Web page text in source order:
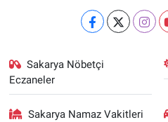
Sakarya Nöbetçi
Eczaneler
Sakarya Namaz Vakitleri